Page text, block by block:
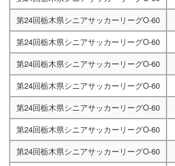
第24回栃木県シニアサッカーリーグO-60
第24回栃木県シニアサッカーリーグO-60
第24回栃木県シニアサッカーリーグO-60
第24回栃木県シニアサッカーリーグO-60
第24回栃木県シニアサッカーリーグO-60
第24回栃木県シニアサッカーリーグO-60
第24回栃木県シニアサッカーリーグO-60